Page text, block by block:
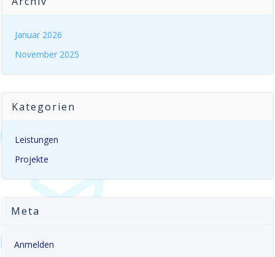
Januar 2026
November 2025
Kategorien
Leistungen
Projekte
Meta
Anmelden